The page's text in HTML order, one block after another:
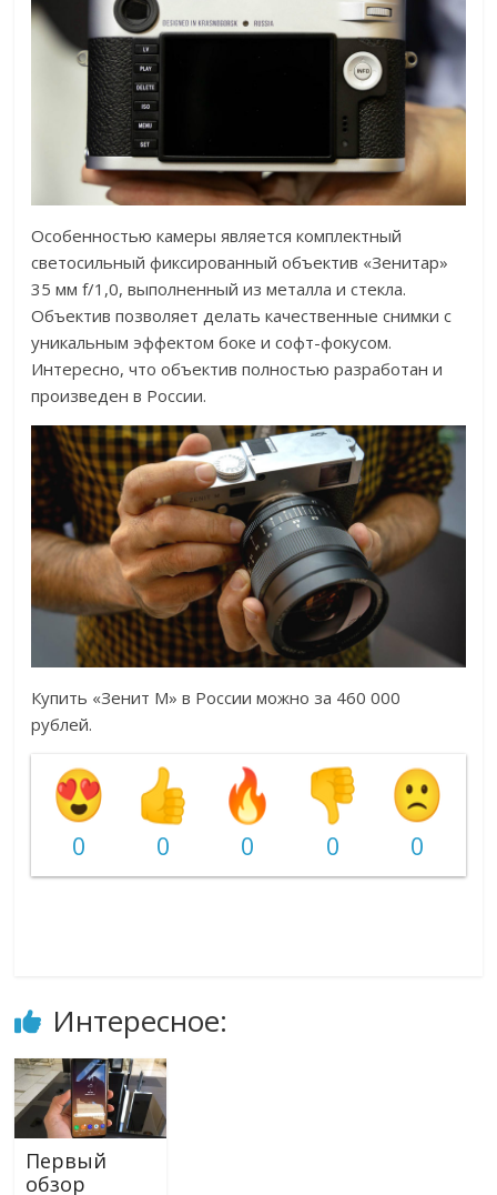
Особенностью камеры является комплектный
светосильный фиксированный объектив «Зенитар»
35 мм f/1,0, выполненный из металла и стекла.
Объектив позволяет делать качественные снимки с
уникальным эффектом боке и софт-фокусом.
Интересно, что объектив полностью разработан и
произведен в России.
Купить «Зенит М» в России можно за 460 000
рублей.
0 0 0 0 0
Интересное:
Первый
обзор